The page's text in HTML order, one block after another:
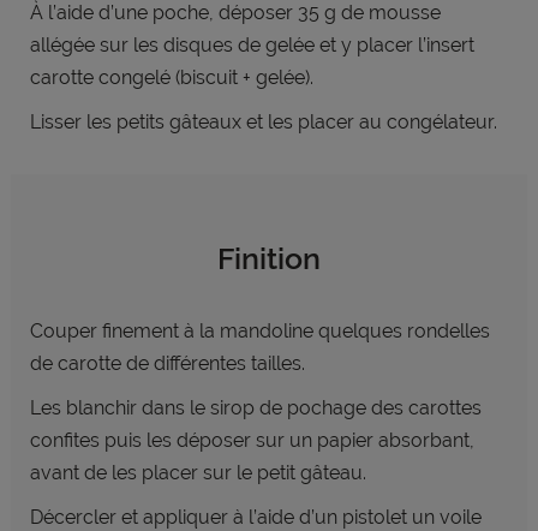
À l’aide d’une poche, déposer 35 g de mousse
allégée sur les disques de gelée et y placer l’insert
carotte congelé (biscuit + gelée).
Lisser les petits gâteaux et les placer au congélateur.
Finition
Couper finement à la mandoline quelques rondelles
de carotte de différentes tailles.
Les blanchir dans le sirop de pochage des carottes
confites puis les déposer sur un papier absorbant,
avant de les placer sur le petit gâteau.
Décercler et appliquer à l’aide d’un pistolet un voile